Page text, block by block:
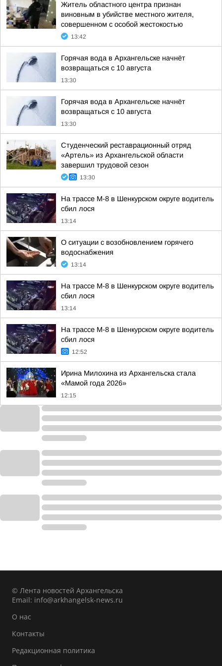
Житель областного центра признан
виновным в убийстве местного жителя,
совершенном с особой жестокостью
13:42
Горячая вода в Архангельске начнёт
возвращаться с 10 августа
13:30
Горячая вода в Архангельске начнёт
возвращаться с 10 августа
13:30
Студенческий реставрационный отряд
«Артель» из Архангельской области
завершил трудовой сезон
13:30
На трассе М-8 в Шенкурском округе водитель
сбил лося
13:14
О ситуации с возобновлением горячего
водоснабжения
13:14
На трассе М-8 в Шенкурском округе водитель
сбил лося
13:14
На трассе М-8 в Шенкурском округе водитель
сбил лося
12:52
Ирина Милохина из Архангельска стала
«Мамой года 2026»
12:15
© Лента новостей Архангельска
Email: info@arkhangelsk-news.ru
О нас
Контакты
Редакционная политика